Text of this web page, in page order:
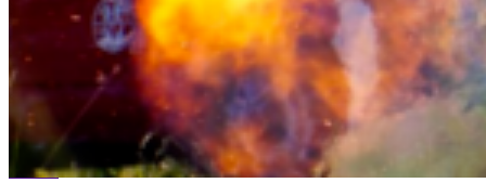
können“. Das Konsortium hat sich zudem so aufgestellt, dass
möglichst vielen Nachwuchswissenschaftlern die Möglichkeit der
wissenschaftlichen Qualifizierung ermöglicht werden kann, um die
kommende Generation hervorragender Forscher*innen in M-V zu
sichern.
Zurück